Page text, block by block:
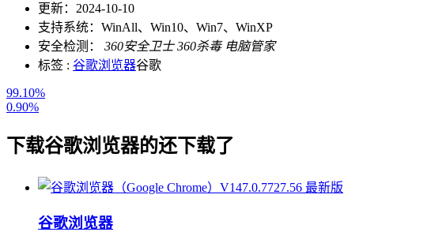
更新： 2024-10-10
支持系统： WinAll、Win10、Win7、WinXP
安全检测：
360安全卫士 360杀毒 电脑管家
标签 : 谷歌浏览器谷歌
99.10%
0.90%
下载谷歌浏览器的还下载了
谷歌浏览器